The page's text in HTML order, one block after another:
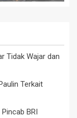
Tidak Wajar dan
Terkait
BRI